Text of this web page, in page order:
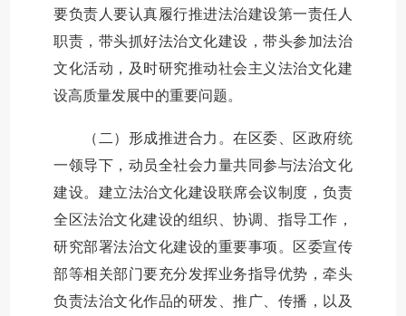
要负责人要认真履行推进法治建设第一责任人
职责，带头抓好法治文化建设，带头参加法治
文化活动，及时研究推动社会主义法治文化建
设高质量发展中的重要问题。
（二）形成推进合力。在区委、区政府统
一领导下，动员全社会力量共同参与法治文化
建设。建立法治文化建设联席会议制度，负责
全区法治文化建设的组织、协调、指导工作，
研究部署法治文化建设的重要事项。区委宣传
部等相关部门要充分发挥业务指导优势，牵头
负责法治文化作品的研发、推广、传播，以及